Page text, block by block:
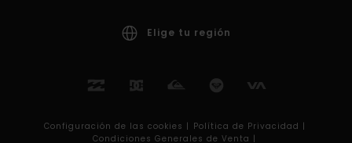
Elige tu región
Configuración de las cookies | Política de Privacidad |
Condiciones Generales de Venta |